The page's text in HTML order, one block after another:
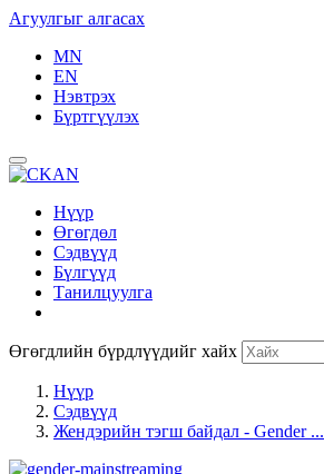
Агуулгыг алгасах
MN
EN
Нэвтрэх
Бүртгүүлэх
Нүүр
Өгөгдөл
Сэдвүүд
Бүлгүүд
Танилцуулга
Өгөгдлийн бүрдлүүдийг хайх
Нүүр
Сэдвүүд
Жендэрийн тэгш байдал - Gender ...